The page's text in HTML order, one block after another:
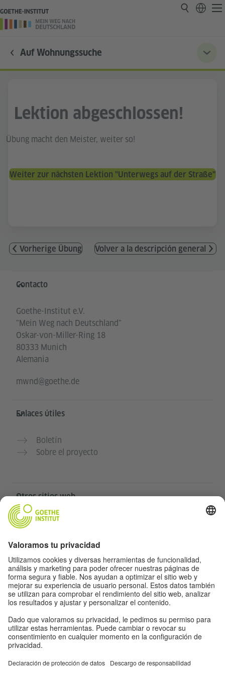
Auf Wohnungssuche
Lektion abgeschlossen!
Übung macht den Meister, weiter so!
Weiter zur nächsten Lektion "Unterwegs auf der Straße"
Vorherige Übung Volver a la descripción general
Service- und Informationsbereich
Contacto
Goethe-Institut e.V.
"Mein Weg nach Deutschland"
Oskar-von-Miller-Ring 18
80333 Munich
Alemania
mwnd@goethe.de
Enlaces útiles
Boletín
Sobre el proyecto
Otros sitios web
Community „Deutsch für dich“
Cursos de alemán del Goethe-Institut
Portal para docentes “Deutschstunde”
Privacidad y accesibilidad
Protección de datos y accesibilidad
Accesibilidad